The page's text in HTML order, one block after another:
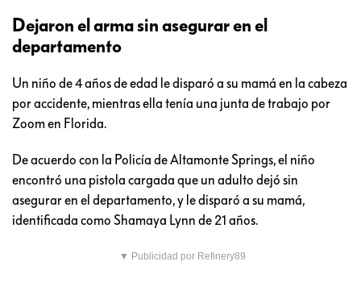
Dejaron el arma sin asegurar en el
departamento
Un niño de 4 años de edad le disparó a su mamá en la cabeza
por accidente, mientras ella tenía una junta de trabajo por
Zoom en Florida.
De acuerdo con la Policía de Altamonte Springs, el niño
encontró una pistola cargada que un adulto dejó sin
asegurar en el departamento, y le disparó a su mamá,
identificada como Shamaya Lynn de 21 años.
▼ Publicidad por Refinery89